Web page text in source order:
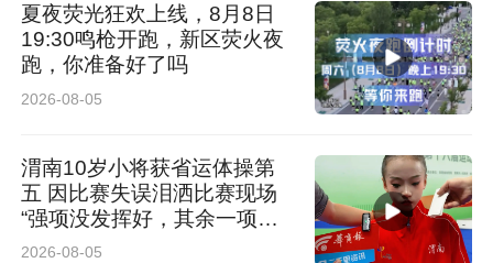
持续深化精神文明建设、全域培育文明新风的必
然结果。近年来，丈八街道始终以培育和践行社
会主义核心价值观为核心，联动辖区各社区
（村）、驻街单位、企业商户常态化开展文明创
建工作，厚植崇德向善、诚信友善的社会氛围，
让文明理念浸润人心、融入日常。
夏夜荧光狂欢上线，8月8日
19:30鸣枪开跑，新区荧火夜
跑，你准备好了吗
2026-08-05
渭南10岁小将获省运体操第
五 因比赛失误泪洒比赛现场
“强项没发挥好，其余一项比
一项高”
2026-08-05